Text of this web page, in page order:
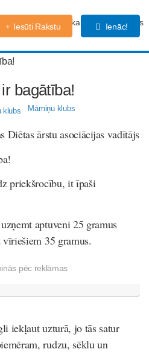
Grūtniecības kalendārs Forums
Iesūti Rakstu Ienāc!
bagātība!
Māmiņu klubs
Diētas ārstu asociācijas vadītājs
it īpaši
aptuveni 25 gramus
35 gramus.
pēc reklāmas
uzturā, jo tās satur
rudzu, sēklu un